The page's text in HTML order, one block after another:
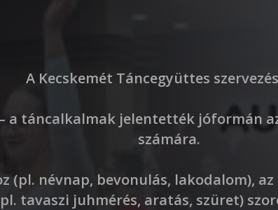
A Kecskemét Táncegyüttes
a táncalkalmak jelentették jóformán
számára.
(pl. névnap, bevonulás, lakodalom),
tavaszi juhmérés, aratás, szüret)